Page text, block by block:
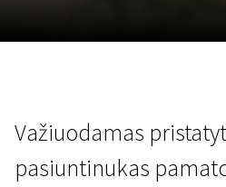
Važiuodamas
pasiuntinukas